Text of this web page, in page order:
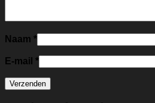
Naam *
E-mail *